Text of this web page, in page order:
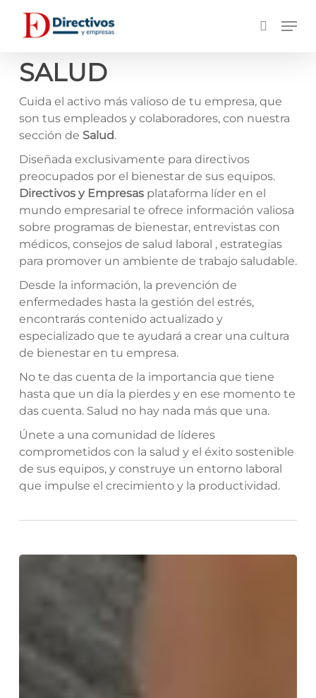
principal
búsqueda
SALUD
Cuida el activo más valioso de tu empresa, que
son tus empleados y colaboradores, con nuestra
sección de Salud.
Diseñada exclusivamente para directivos
preocupados por el bienestar de sus equipos.
Directivos y Empresasplataforma líder en el
mundo empresarial te ofrece información valiosa
sobre programas de bienestar, entrevistas con
médicos, consejos de salud laboral , estrategias
para promover un ambiente de trabajo saludable.
Desde la información, la prevención de
enfermedades hasta la gestión del estrés,
encontrarás contenido actualizado y
especializado que te ayudará a crear una cultura
de bienestar en tu empresa.
No te das cuenta de la importancia que tiene
hasta que un día la pierdes y en ese momento te
das cuenta. Salud no hay nada más que una.
Únete a una comunidad de líderes
comprometidos con la salud y el éxito sostenible
de sus equipos, y construye un entorno laboral
que impulse el crecimiento y la productividad.